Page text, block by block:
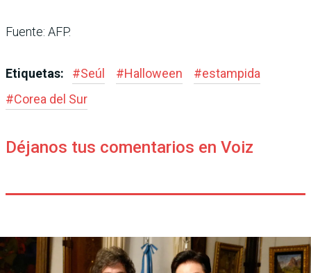
Fuente: AFP.
Etiquetas: #Seúl #Halloween #estampida
#Corea del Sur
Déjanos tus comentarios en Voiz